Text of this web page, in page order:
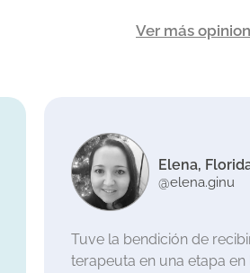
Ver más
Elena,
@elena.ginu
Tuve la bendición de
terapeuta en una etapa en